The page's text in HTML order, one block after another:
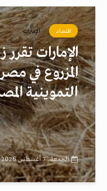
اقتصاد الإمارات
الإمارات
المزروع في
التموينية
الجمعة، 7 أغسطس 2026، 6:31 ص